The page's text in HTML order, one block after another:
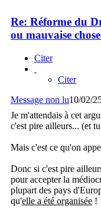
Re: Réforme du
ou mauvaise
Citer
Citer
Message non lu10/02/
Je m'attendais à cet
c'est pire ailleurs... (et
Mais c'est ce qu'on
Donc si c'est pire
pour accepter la
plupart des pays
qu'elle a été organisée !